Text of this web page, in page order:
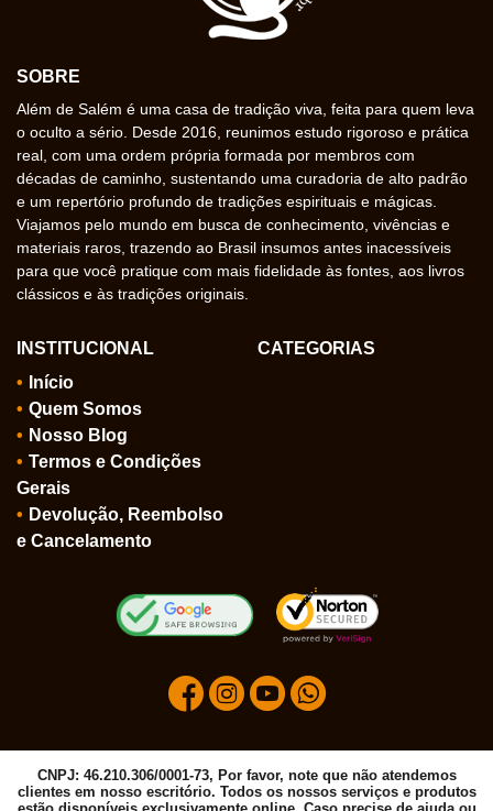
SOBRE
Além de Salém é uma casa de tradição viva, feita para quem leva
o oculto a sério. Desde 2016, reunimos estudo rigoroso e prática
real, com uma ordem própria formada por membros com
décadas de caminho, sustentando uma curadoria de alto padrão
e um repertório profundo de tradições espirituais e mágicas.
Viajamos pelo mundo em busca de conhecimento, vivências e
materiais raros, trazendo ao Brasil insumos antes inacessíveis
para que você pratique com mais fidelidade às fontes, aos livros
clássicos e às tradições originais.
INSTITUCIONAL
Início
Quem Somos
Nosso Blog
Termos e Condições
Gerais
Devolução, Reembolso
e Cancelamento
CATEGORIAS
CNPJ: 46.210.306/0001-73, Por favor, note que não atendemos
clientes em nosso escritório. Todos os nossos serviços e produtos